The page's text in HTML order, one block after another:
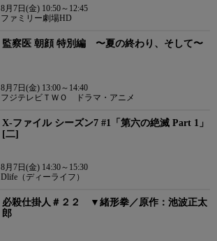
8月7日(金) 10:50～12:45
ファミリー劇場HD
監察医 朝顔 特別編 〜夏の終わり、そして〜
8月7日(金) 13:00～14:40
フジテレビＴＷＯ ドラマ・アニメ
X-ファイル シーズン7 #1「第六の絶滅 Part 1」
[二]
8月7日(金) 14:30～15:30
Dlife（ディーライフ）
必殺仕掛人＃２２ ▼緒形拳／原作：池波正太
郎